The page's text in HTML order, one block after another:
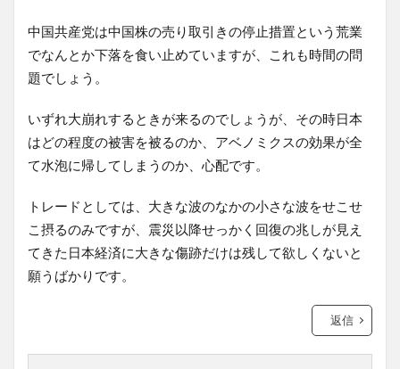
中国共産党は中国株の売り取引きの停止措置という荒業
でなんとか下落を食い止めていますが、これも時間の問
題でしょう。
いずれ大崩れするときが来るのでしょうが、その時日本
はどの程度の被害を被るのか、アベノミクスの効果が全
て水泡に帰してしまうのか、心配です。
トレードとしては、大きな波のなかの小さな波をせこせ
こ摂るのみですが、震災以降せっかく回復の兆しが見え
てきた日本経済に大きな傷跡だけは残して欲しくないと
願うばかりです。
返信